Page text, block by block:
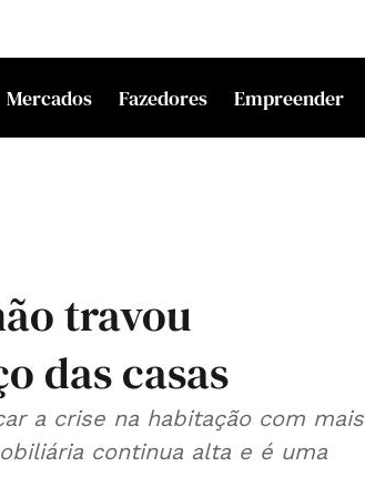
Mercados Fazedores Empreender
travou
das casas
a crise na habitação com mais
continua alta e é uma